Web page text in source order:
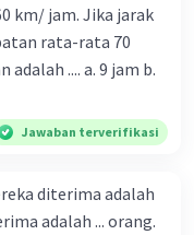
km/ jam. Jika jarak
rata-rata 70
a. 9 jam b.
Jawaban terverifikasi
diterima adalah
adalah ... orang.